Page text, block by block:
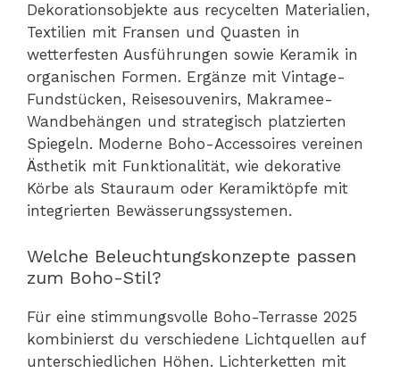
Dekorationsobjekte aus recycelten Materialien,
Textilien mit Fransen und Quasten in
wetterfesten Ausführungen sowie Keramik in
organischen Formen. Ergänze mit Vintage-
Fundstücken, Reisesouvenirs, Makramee-
Wandbehängen und strategisch platzierten
Spiegeln. Moderne Boho-Accessoires vereinen
Ästhetik mit Funktionalität, wie dekorative
Körbe als Stauraum oder Keramiktöpfe mit
integrierten Bewässerungssystemen.
Welche Beleuchtungskonzepte passen
zum Boho-Stil?
Für eine stimmungsvolle Boho-Terrasse 2025
kombinierst du verschiedene Lichtquellen auf
unterschiedlichen Höhen. Lichterketten mit